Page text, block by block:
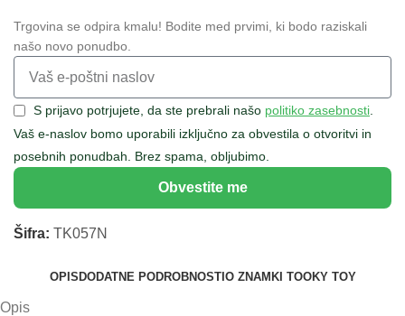
Trgovina se odpira kmalu! Bodite med prvimi, ki bodo raziskali
našo novo ponudbo.
S prijavo potrjujete, da ste prebrali našo politiko zasebnosti.
Vaš e-naslov bomo uporabili izključno za obvestila o otvoritvi in
posebnih ponudbah. Brez spama, obljubimo.
Obvestite me
Šifra: TK057N
OPIS DODATNE PODROBNOSTI O ZNAMKI TOOKY TOY
Opis